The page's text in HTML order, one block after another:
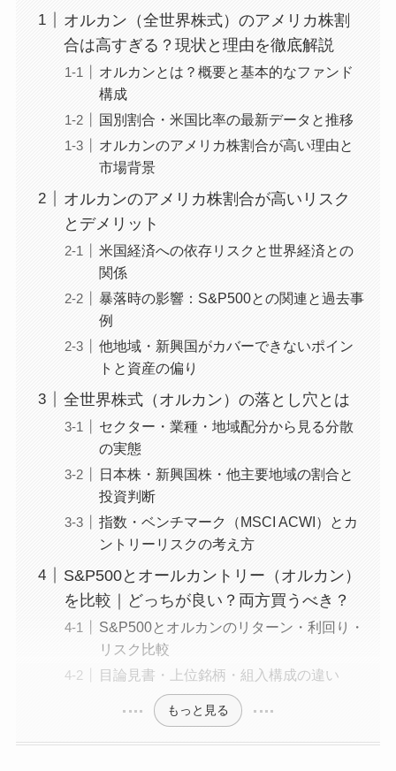
オルカン（全世界株式）のアメリカ株割
合は高すぎる？現状と理由を徹底解説
オルカンとは？概要と基本的なファンド
構成
国別割合・米国比率の最新データと推移
オルカンのアメリカ株割合が高い理由と
市場背景
オルカンのアメリカ株割合が高いリスク
とデメリット
米国経済への依存リスクと世界経済との
関係
暴落時の影響：S&P500との関連と過去事
例
他地域・新興国がカバーできないポイン
トと資産の偏り
全世界株式（オルカン）の落とし穴とは
セクター・業種・地域配分から見る分散
の実態
日本株・新興国株・他主要地域の割合と
投資判断
指数・ベンチマーク（MSCI ACWI）とカ
ントリーリスクの考え方
S&P500とオールカントリー（オルカン）
を比較｜どっちが良い？両方買うべき？
S&P500とオルカンのリターン・利回り・
リスク比較
目論見書・上位銘柄・組入構成の違い
もっと見る